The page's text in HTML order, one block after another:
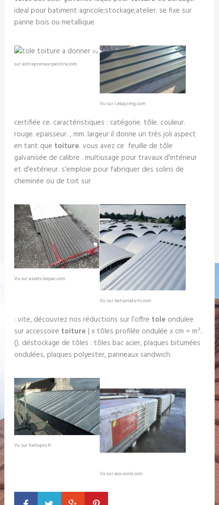
ideal pour batiment agricole;stockage;atelier. se fixe sur
panne bois ou metallique
Vu
sur entrepreneurpeintre.com
Vu sur i.ebayimg.com
certifiée ce. caractéristiques : catégorie. tôle. couleur.
rouge. epaisseur. , mm. largeur il donne un très joli aspect
en tant que toiture. vous avez ce feuille de tôle
galvanisée de calibre . multiusage pour travaux d'intérieur
et d'extérieur. s'emploie pour fabriquer des solins de
cheminée ou de toit sur
Vu sur assets.lespac.com
Vu sur batiproduits.com
: vite, découvrez nos réductions sur l'offre tole ondulee
sur accessoire toiture | x tôles profilée ondulée x cm = m².
(). déstockage de tôles : tôles bac acier, plaques bitumées
ondulées, plaques polyester, panneaux sandwich.
Vu sur hellopro.fr
Vu sur eco-nord.com